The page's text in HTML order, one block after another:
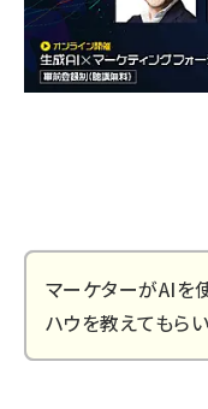
マーケターがAIを
ハウを教えてもらい